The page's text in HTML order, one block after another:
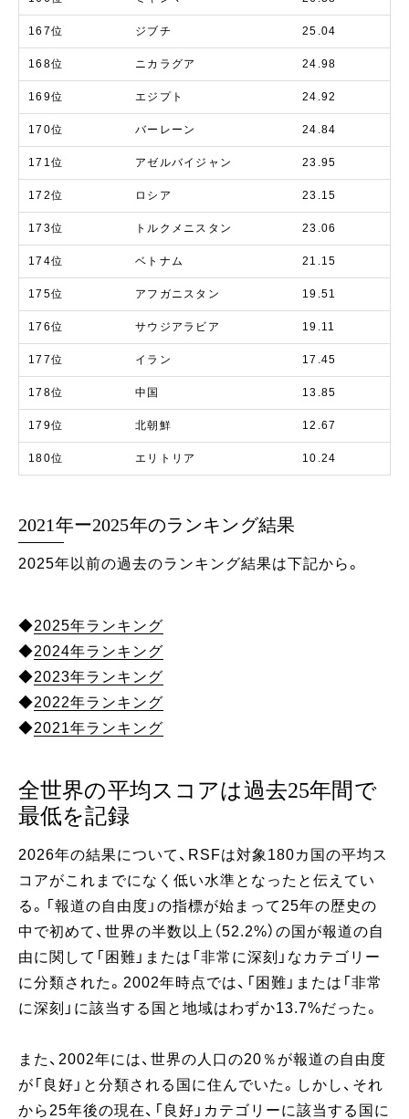
167位 ジブチ 25.04
168位 ニカラグア 24.98
169位 エジプト 24.92
170位 バーレーン 24.84
171位 アゼルバイジャン 23.95
172位 ロシア 23.15
173位 トルクメニスタン 23.06
174位 ベトナム 21.15
175位 アフガニスタン 19.51
176位 サウジアラビア 19.11
177位 イラン 17.45
178位 中国 13.85
179位 北朝鮮 12.67
180位 エリトリア 10.24
2021年ー2025年のランキング結果
2025年以前の過去のランキング結果は下記から。
◆2025年ランキング
◆2024年ランキング
◆2023年ランキング
◆2022年ランキング
◆2021年ランキング
全世界の平均スコアは過去25年間で
最低を記録
2026年の結果について、RSFは対象180カ国の平均ス
コアがこれまでになく低い水準となったと伝えてい
る。「報道の自由度」の指標が始まって25年の歴史の
中で初めて、世界の半数以上（52.2%）の国が報道の自
由に関して「困難」または「非常に深刻」なカテゴリー
に分類された。2002年時点では、「困難」または「非常
に深刻」に該当する国と地域はわずか13.7%だった。
また、2002年には、世界の人口の20％が報道の自由度
が「良好」と分類される国に住んでいた。しかし、それ
から25年後の現在、「良好」カテゴリーに該当する国に